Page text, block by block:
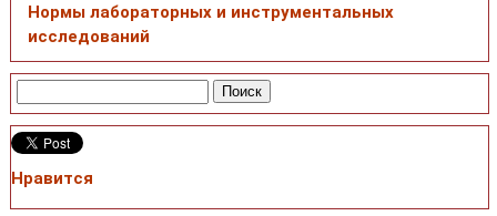
Нормы лабораторных и инструментальных
исследований
Нравится